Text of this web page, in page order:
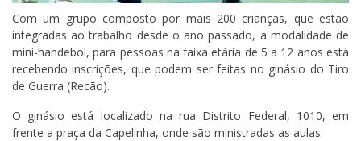
Com um grupo composto por mais 200 crianças, que estão
integradas ao trabalho desde o ano passado, a modalidade de
mini-handebol, para pessoas na faixa etária de 5 a 12 anos está
recebendo inscrições, que podem ser feitas no ginásio do Tiro
de Guerra (Recão).
O ginásio está localizado na rua Distrito Federal, 1010, em
frente a praça da Capelinha, onde são ministradas as aulas.